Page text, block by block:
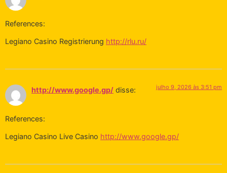
References:
Legiano Casino Registrierung http://rlu.ru/
http://www.google.gp/ disse: julho 9, 2026 às 3:51 pm
References:
Legiano Casino Live Casino http://www.google.gp/